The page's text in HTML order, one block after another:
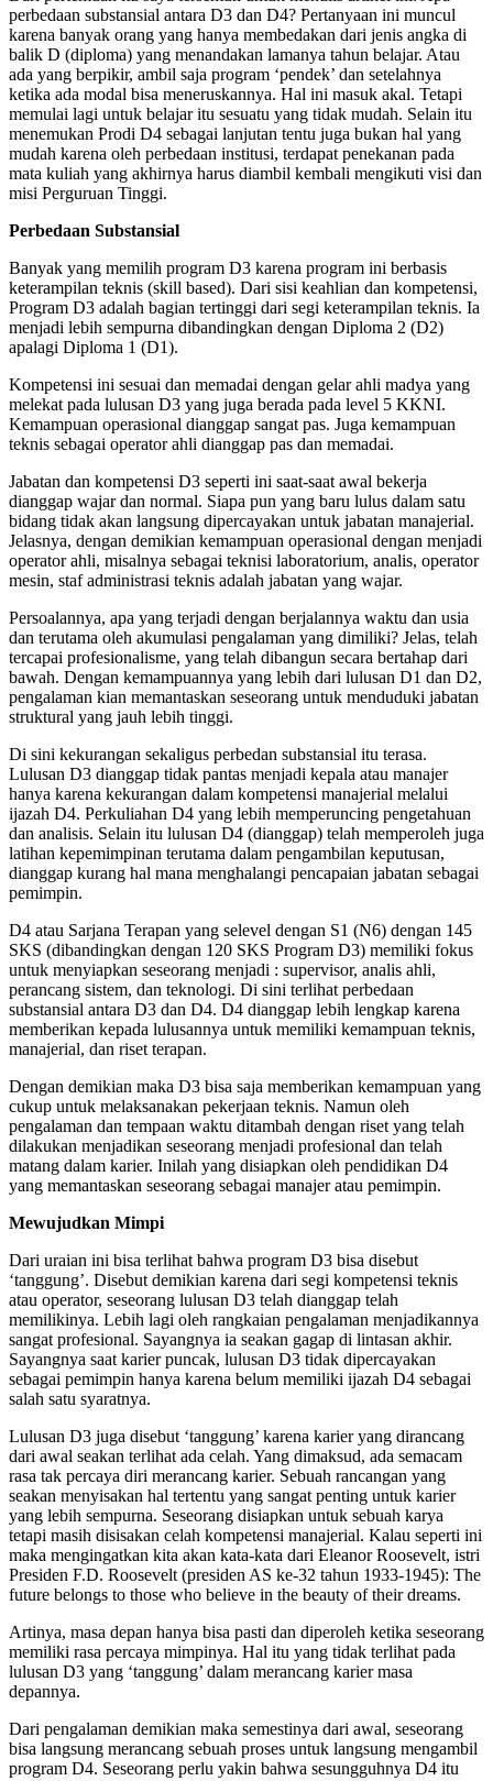
perbedaan substansial antara D3 dan D4? Pertanyaan ini muncul
karena banyak orang yang hanya membedakan dari jenis angka di
balik D (diploma) yang menandakan lamanya tahun belajar. Atau
ada yang berpikir, ambil saja program ‘pendek’ dan setelahnya
ketika ada modal bisa meneruskannya. Hal ini masuk akal. Tetapi
memulai lagi untuk belajar itu sesuatu yang tidak mudah. Selain itu
menemukan Prodi D4 sebagai lanjutan tentu juga bukan hal yang
mudah karena oleh perbedaan institusi, terdapat penekanan pada
mata kuliah yang akhirnya harus diambil kembali mengikuti visi dan
misi Perguruan Tinggi.
Perbedaan Substansial
Banyak yang memilih program D3 karena program ini berbasis
keterampilan teknis (skill based). Dari sisi keahlian dan kompetensi,
Program D3 adalah bagian tertinggi dari segi keterampilan teknis. Ia
menjadi lebih sempurna dibandingkan dengan Diploma 2 (D2)
apalagi Diploma 1 (D1).
Kompetensi ini sesuai dan memadai dengan gelar ahli madya yang
melekat pada lulusan D3 yang juga berada pada level 5 KKNI.
Kemampuan operasional dianggap sangat pas. Juga kemampuan
teknis sebagai operator ahli dianggap pas dan memadai.
Jabatan dan kompetensi D3 seperti ini saat-saat awal bekerja
dianggap wajar dan normal. Siapa pun yang baru lulus dalam satu
bidang tidak akan langsung dipercayakan untuk jabatan manajerial.
Jelasnya, dengan demikian kemampuan operasional dengan menjadi
operator ahli, misalnya sebagai teknisi laboratorium, analis, operator
mesin, staf administrasi teknis adalah jabatan yang wajar.
Persoalannya, apa yang terjadi dengan berjalannya waktu dan usia
dan terutama oleh akumulasi pengalaman yang dimiliki? Jelas, telah
tercapai profesionalisme, yang telah dibangun secara bertahap dari
bawah. Dengan kemampuannya yang lebih dari lulusan D1 dan D2,
pengalaman kian memantaskan seseorang untuk menduduki jabatan
struktural yang jauh lebih tinggi.
Di sini kekurangan sekaligus perbedan substansial itu terasa.
Lulusan D3 dianggap tidak pantas menjadi kepala atau manajer
hanya karena kekurangan dalam kompetensi manajerial melalui
ijazah D4. Perkuliahan D4 yang lebih memperuncing pengetahuan
dan analisis. Selain itu lulusan D4 (dianggap) telah memperoleh juga
latihan kepemimpinan terutama dalam pengambilan keputusan,
dianggap kurang hal mana menghalangi pencapaian jabatan sebagai
pemimpin.
D4 atau Sarjana Terapan yang selevel dengan S1 (N6) dengan 145
SKS (dibandingkan dengan 120 SKS Program D3) memiliki fokus
untuk menyiapkan seseorang menjadi : supervisor, analis ahli,
perancang sistem, dan teknologi. Di sini terlihat perbedaan
substansial antara D3 dan D4. D4 dianggap lebih lengkap karena
memberikan kepada lulusannya untuk memiliki kemampuan teknis,
manajerial, dan riset terapan.
Dengan demikian maka D3 bisa saja memberikan kemampuan yang
cukup untuk melaksanakan pekerjaan teknis. Namun oleh
pengalaman dan tempaan waktu ditambah dengan riset yang telah
dilakukan menjadikan seseorang menjadi profesional dan telah
matang dalam karier. Inilah yang disiapkan oleh pendidikan D4
yang memantaskan seseorang sebagai manajer atau pemimpin.
Mewujudkan Mimpi
Dari uraian ini bisa terlihat bahwa program D3 bisa disebut
‘tanggung’. Disebut demikian karena dari segi kompetensi teknis
atau operator, seseorang lulusan D3 telah dianggap telah
memilikinya. Lebih lagi oleh rangkaian pengalaman menjadikannya
sangat profesional. Sayangnya ia seakan gagap di lintasan akhir.
Sayangnya saat karier puncak, lulusan D3 tidak dipercayakan
sebagai pemimpin hanya karena belum memiliki ijazah D4 sebagai
salah satu syaratnya.
Lulusan D3 juga disebut ‘tanggung’ karena karier yang dirancang
dari awal seakan terlihat ada celah. Yang dimaksud, ada semacam
rasa tak percaya diri merancang karier. Sebuah rancangan yang
seakan menyisakan hal tertentu yang sangat penting untuk karier
yang lebih sempurna. Seseorang disiapkan untuk sebuah karya
tetapi masih disisakan celah kompetensi manajerial. Kalau seperti ini
maka mengingatkan kita akan kata-kata dari Eleanor Roosevelt, istri
Presiden F.D. Roosevelt (presiden AS ke-32 tahun 1933-1945): The
future belongs to those who believe in the beauty of their dreams.
Artinya, masa depan hanya bisa pasti dan diperoleh ketika seseorang
memiliki rasa percaya mimpinya. Hal itu yang tidak terlihat pada
lulusan D3 yang ‘tanggung’ dalam merancang karier masa
depannya.
Dari pengalaman demikian maka semestinya dari awal, seseorang
bisa langsung merancang sebuah proses untuk langsung mengambil
program D4. Seseorang perlu yakin bahwa sesungguhnya D4 itu